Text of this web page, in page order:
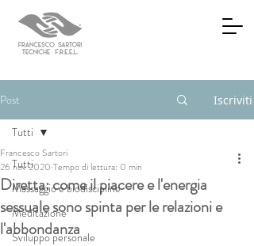
Post Iscriviti
Tutti
Massaggio e biodiscipline
Meditazione
Sviluppo personale
Tutti
Diretta: come il piacere e l'energia
sessuale sono spinta per le relazioni e
l'abbondanza
Francesco Sartori
26 nov 2020 Tempo di lettura: 0 min